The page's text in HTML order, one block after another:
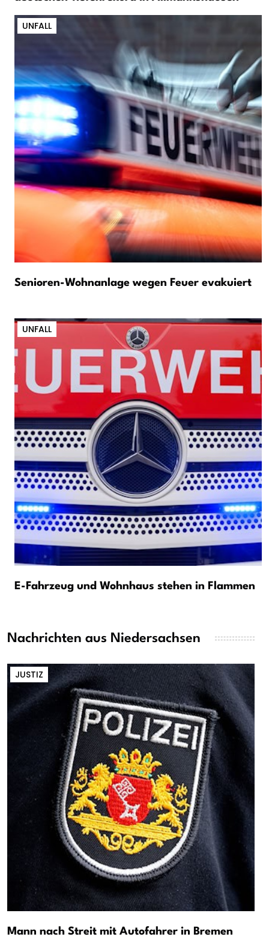
UNFALL
Senioren-Wohnanlage wegen Feuer evakuiert
UNFALL
E-Fahrzeug und Wohnhaus stehen in Flammen
Nachrichten aus Niedersachsen
JUSTIZ
Mann nach Streit mit Autofahrer in Bremen